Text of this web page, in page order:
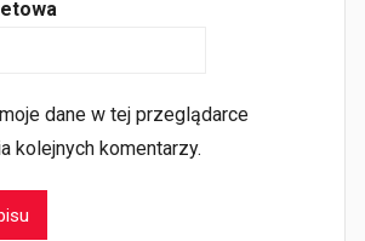
dane w tej przeglądarce
kolejnych komentarzy.